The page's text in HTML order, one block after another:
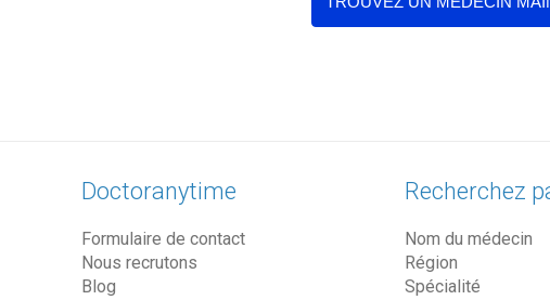
Doctoranytime
Formulaire de contact
Nous recrutons
Blog
Recherchez
Nom du médecin
Région
Spécialité